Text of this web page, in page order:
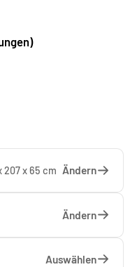
207 x 65 cm Ändern
Ändern
Auswählen